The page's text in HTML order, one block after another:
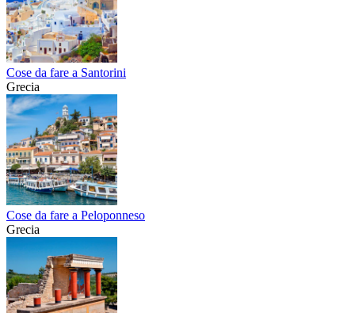
Cose da fare a Santorini
Grecia
Cose da fare a Peloponneso
Grecia